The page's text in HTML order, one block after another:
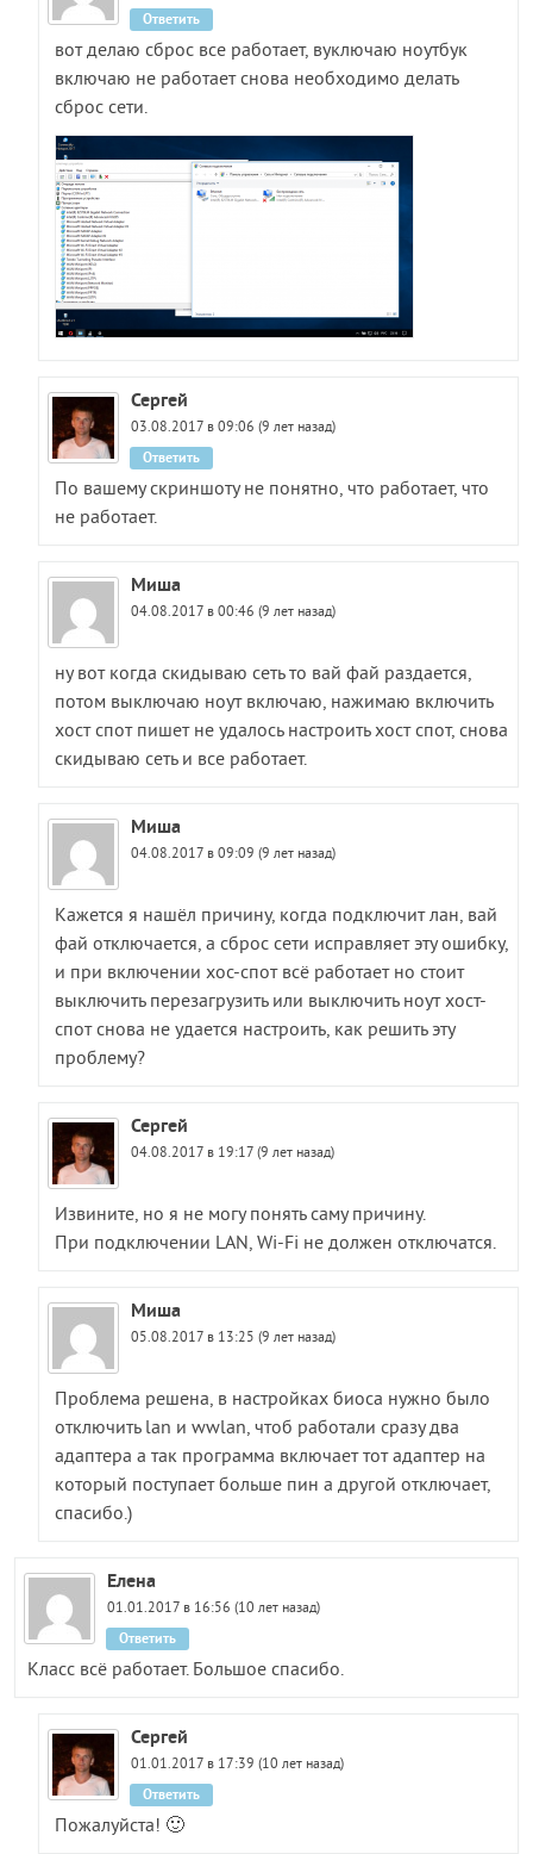
вот делаю сброс все работает, вуключаю ноутбук
включаю не работает снова необходимо делать
сброс сети.
Ответить
Сергей
03.08.2017 в 09:06 (9 лет назад)
По вашему скриншоту не понятно, что работает, что
не работает.
Ответить
Миша
04.08.2017 в 00:46 (9 лет назад)
ну вот когда скидываю сеть то вай фай раздается,
потом выключаю ноут включаю, нажимаю включить
хост спот пишет не удалось настроить хост спот, снова
скидываю сеть и все работает.
Миша
04.08.2017 в 09:09 (9 лет назад)
Кажется я нашёл причину, когда подключит лан, вай
фай отключается, а сброс сети исправляет эту ошибку,
и при включении хос-спот всё работает но стоит
выключить перезагрузить или выключить ноут хост-
спот снова не удается настроить, как решить эту
проблему?
Сергей
04.08.2017 в 19:17 (9 лет назад)
Извините, но я не могу понять саму причину.
При подключении LAN, Wi-Fi не должен отключатся.
Миша
05.08.2017 в 13:25 (9 лет назад)
Проблема решена, в настройках биоса нужно было
отключить lan и wwlan, чтоб работали сразу два
адаптера а так программа включает тот адаптер на
который поступает больше пин а другой отключает,
спасибо.)
Елена
01.01.2017 в 16:56 (10 лет назад)
Класс всё работает. Большое спасибо.
Ответить
Сергей
01.01.2017 в 17:39 (10 лет назад)
Пожалуйста! 🙂
Ответить